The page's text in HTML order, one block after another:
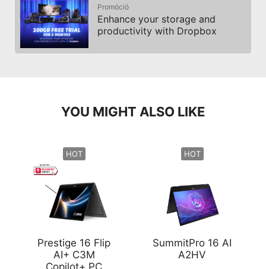
Promóció
Enhance your storage and
productivity with Dropbox
YOU MIGHT ALSO LIKE
HOT
Prestige 16 Flip
AI+ C3M
HOT
SummitPro 16 AI
A2HV